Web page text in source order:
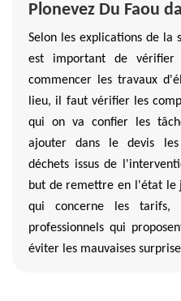
Plonevez Du Faou
Selon les explications de la
est important de vérifier
commencer les travaux
lieu, il faut vérifier les
qui on va confier les
ajouter dans le devis
déchets issus de
but de remettre en l'état le
qui concerne les
professionnels qui
éviter les mauvaises